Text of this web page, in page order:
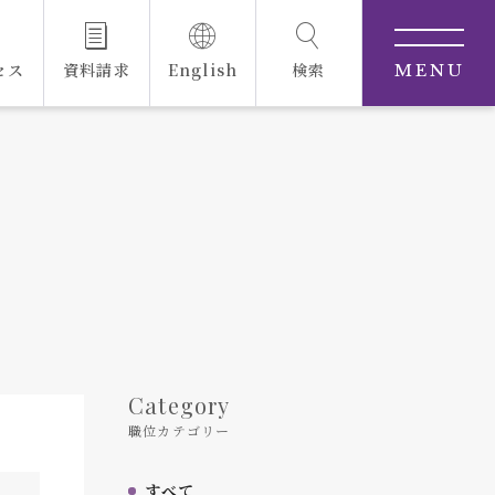
ス 資料請求 English 検索 MENU
Category
職位カテゴリー
すべて